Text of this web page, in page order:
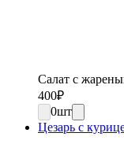
Салат с
400₽
0шт
Цезарь с